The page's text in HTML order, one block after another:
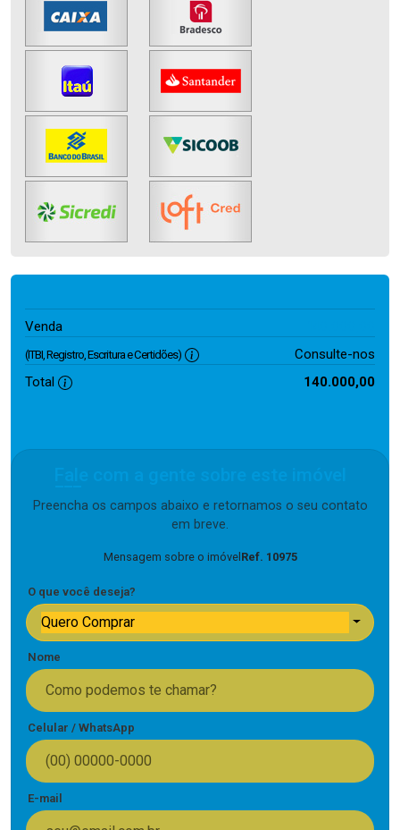
Venda
(ITBI, Registro, Escritura e Certidões)
Consulte-nos
Total
140.000,00
Preencha os campos abaixo e retornamos o seu contato
em breve.
Mensagem sobre o imóvelRef. 10975
O que você deseja?
Quero Comprar
Nome
Celular / WhatsApp
E-mail